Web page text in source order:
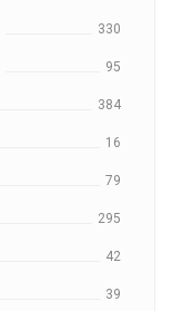
330
95
384
16
79
295
42
39